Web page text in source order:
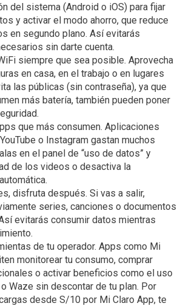
del sistema (Android o iOS) para fijar
y activar el modo ahorro, que reduce
en segundo plano. Así evitarás
sin darte cuenta.
siempre que sea posible. Aprovecha
en casa, en el trabajo o en lugares
las públicas (sin contraseña), ya que
más batería, también pueden poner
que más consumen. Aplicaciones
o Instagram gastan muchos
en el panel de “uso de datos” y
de los videos o desactiva la
disfruta después. Si vas a salir,
series, canciones o documentos
evitarás consumir datos mientras
de tu operador. Apps como Mi
monitorear tu consumo, comprar
o activar beneficios como el uso
Waze sin descontar de tu plan. Por
desde S/10 por Mi Claro App, te